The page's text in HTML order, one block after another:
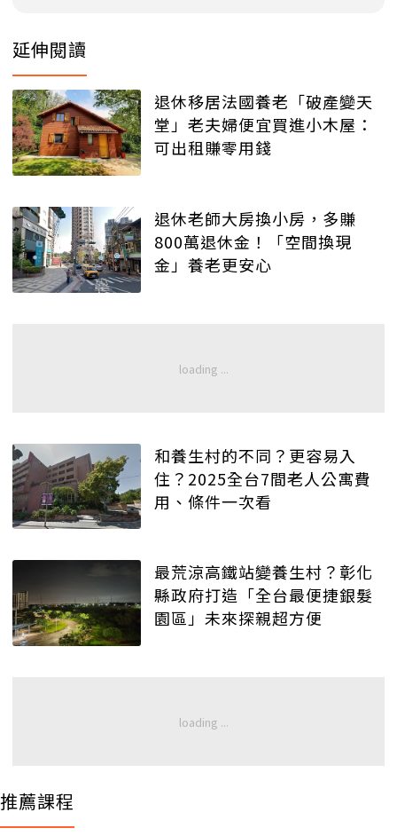
延伸閱讀
退休移居法國養老「破產變天
堂」老夫婦便宜買進小木屋：
可出租賺零用錢
退休老師大房換小房，多賺
800萬退休金！「空間換現
金」養老更安心
和養生村的不同？更容易入
住？2025全台7間老人公寓費
用、條件一次看
最荒涼高鐵站變養生村？彰化
縣政府打造「全台最便捷銀髮
園區」未來探親超方便
推薦課程